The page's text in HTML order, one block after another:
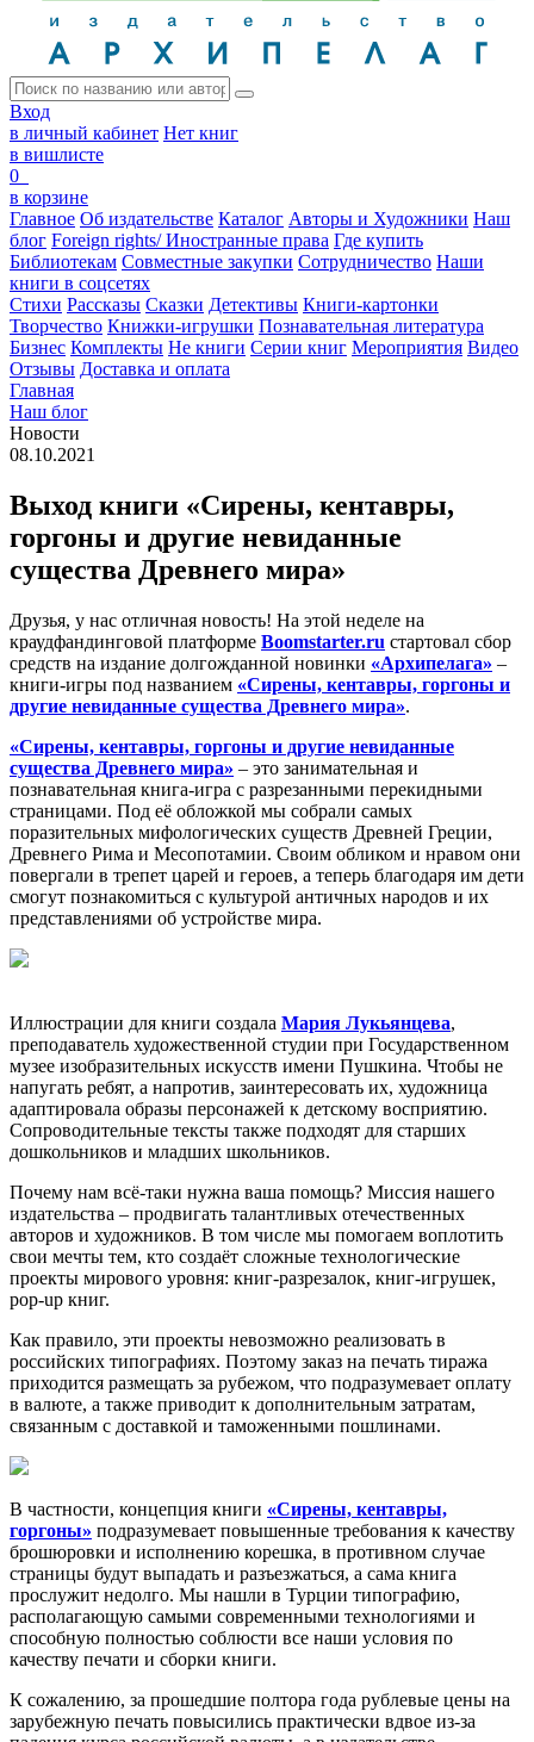
Вход
в личный кабинет Нет книг
в вишлисте
0
в корзине
Главное Об издательстве Каталог Авторы и Художники Наш
блог Foreign rights/ Иностранные права Где купить
Библиотекам Совместные закупки Сотрудничество Наши
книги в соцсетях
Стихи Рассказы Сказки Детективы Книги-картонки
Творчество Книжки-игрушки Познавательная литература
Бизнес Комплекты Не книги Серии книг Мероприятия Видео
Отзывы Доставка и оплата
Главная
Наш блог
Новости
08.10.2021
Выход книги «Сирены, кентавры,
горгоны и другие невиданные
существа Древнего мира»
Друзья, у нас отличная новость! На этой неделе на
краудфандинговой платформе Boomstarter.ru стартовал сбор
средств на издание долгожданной новинки «Архипелага» –
книги-игры под названием «Сирены, кентавры, горгоны и
другие невиданные существа Древнего мира».
«Сирены, кентавры, горгоны и другие невиданные
существа Древнего мира» – это занимательная и
познавательная книга-игра с разрезанными перекидными
страницами. Под её обложкой мы собрали самых
поразительных мифологических существ Древней Греции,
Древнего Рима и Месопотамии. Своим обликом и нравом они
повергали в трепет царей и героев, а теперь благодаря им дети
смогут познакомиться с культурой античных народов и их
представлениями об устройстве мира.
Иллюстрации для книги создала Мария Лукьянцева,
преподаватель художественной студии при Государственном
музее изобразительных искусств имени Пушкина. Чтобы не
напугать ребят, а напротив, заинтересовать их, художница
адаптировала образы персонажей к детскому восприятию.
Сопроводительные тексты также подходят для старших
дошкольников и младших школьников.
Почему нам всё-таки нужна ваша помощь? Миссия нашего
издательства – продвигать талантливых отечественных
авторов и художников. В том числе мы помогаем воплотить
свои мечты тем, кто создаёт сложные технологические
проекты мирового уровня: книг-разрезалок, книг-игрушек,
pop-up книг.
Как правило, эти проекты невозможно реализовать в
российских типографиях. Поэтому заказ на печать тиража
приходится размещать за рубежом, что подразумевает оплату
в валюте, а также приводит к дополнительным затратам,
связанным с доставкой и таможенными пошлинами.
В частности, концепция книги «Сирены, кентавры,
горгоны» подразумевает повышенные требования к качеству
брошюровки и исполнению корешка, в противном случае
страницы будут выпадать и разъезжаться, а сама книга
прослужит недолго. Мы нашли в Турции типографию,
располагающую самыми современными технологиями и
способную полностью соблюсти все наши условия по
качеству печати и сборки книги.
К сожалению, за прошедшие полтора года рублевые цены на
зарубежную печать повысились практически вдвое из-за